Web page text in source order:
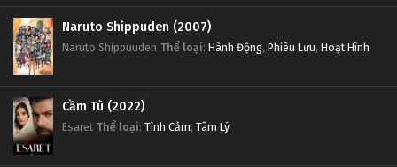
Naruto Shippuden (2007)
Naruto Shippuuden Thể loại: Hành Động, Phiêu Lưu, Hoạt Hình
Cầm Tù (2022)
Esaret Thể loại: Tình Cảm, Tâm Lý